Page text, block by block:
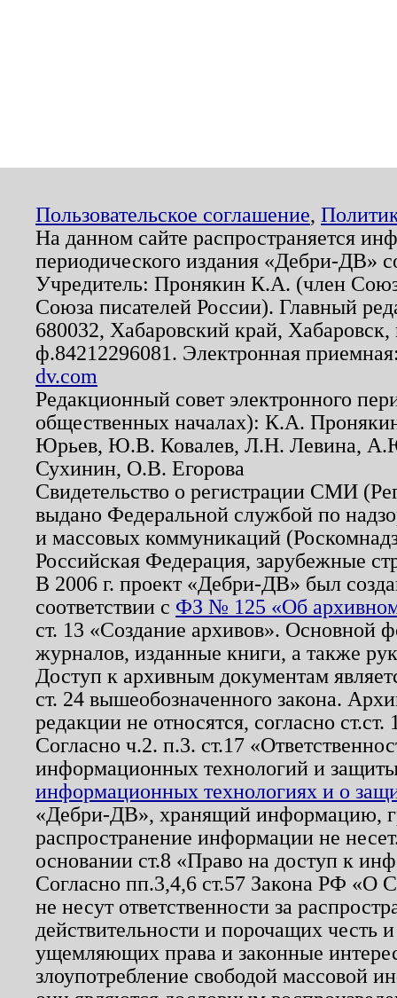
Пользовательское соглашение,
На данном сайте распространяется
периодического издания «Дебри-ДВ»
Учредитель: Пронякин К.А. (член
Союза писателей России). Главный
680032, Хабаровский край,
ф.84212296081. Электронная
dv.com
Редакционный совет электронного
общественных началах): К.А.
Юрьев, Ю.В. Ковалев, Л.Н. Левина,
Сухинин, О.В. Егорова
Свидетельство о регистрации СМИ
выдано Федеральной службой по
и массовых коммуникаций
Российская Федерация, зарубежные
В 2006 г. проект «Дебри-ДВ» был
соответствии с ФЗ № 125 «Об
ст. 13 «Создание архивов». Основной
журналов, изданные книги, а также
Доступ к архивным документам
ст. 24 вышеобозначенного закона.
редакции не относятся, согласно
Согласно ч.2. п.3. ст.17
информационных технологий и
информационных технологиях и о
«Дебри-ДВ», хранящий информацию,
распространение информации не
основании ст.8 «Право на доступ к
Согласно пп.3,4,6 ст.57 Закона РФ «О
не несут ответственности за
действительности и порочащих честь
ущемляющих права и законные
злоупотребление свободой массовой